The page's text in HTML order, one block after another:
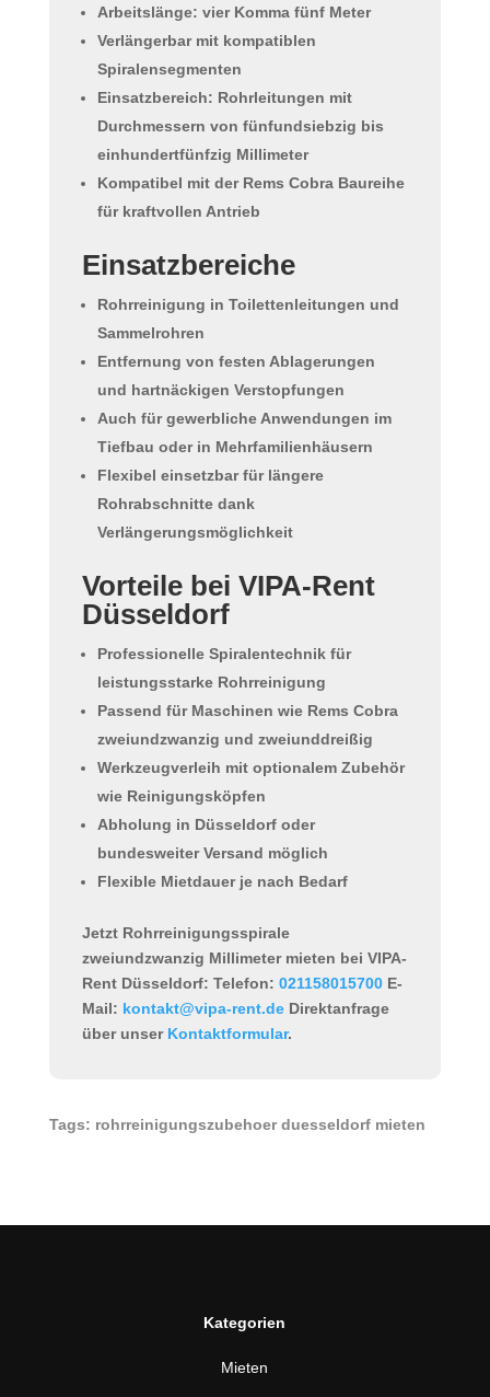
Arbeitslänge: vier Komma fünf Meter
Verlängerbar mit kompatiblen
Spiralensegmenten
Einsatzbereich: Rohrleitungen mit
Durchmessern von fünfundsiebzig bis
einhundertfünfzig Millimeter
Kompatibel mit der Rems Cobra Baureihe
für kraftvollen Antrieb
Einsatzbereiche
Rohrreinigung in Toilettenleitungen und
Sammelrohren
Entfernung von festen Ablagerungen
und hartnäckigen Verstopfungen
Auch für gewerbliche Anwendungen im
Tiefbau oder in Mehrfamilienhäusern
Flexibel einsetzbar für längere
Rohrabschnitte dank
Verlängerungsmöglichkeit
Vorteile bei VIPA-Rent
Düsseldorf
Professionelle Spiralentechnik für
leistungsstarke Rohrreinigung
Passend für Maschinen wie Rems Cobra
zweiundzwanzig und zweiunddreißig
Werkzeugverleih mit optionalem Zubehör
wie Reinigungsköpfen
Abholung in Düsseldorf oder
bundesweiter Versand möglich
Flexible Mietdauer je nach Bedarf
Jetzt Rohrreinigungsspirale
zweiundzwanzig Millimeter mieten bei VIPA-
Rent Düsseldorf: Telefon: 021158015700E-
Mail: kontakt@vipa-rent.deDirektanfrage
über unser Kontaktformular.
Tags: rohrreinigungszubehoer duesseldorf mieten
Kategorien
Mieten